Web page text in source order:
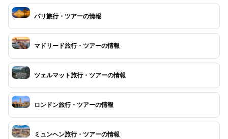
パリ旅行・ツアーの情報
マドリード旅行・ツアーの情報
ツェルマット旅行・ツアーの情報
ロンドン旅行・ツアーの情報
ミュンヘン旅行・ツアーの情報